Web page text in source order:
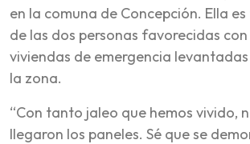
en la comuna de Concepción. Ella
de las dos personas favorecidas
viviendas de emergencia
la zona.
“Con tanto jaleo que hemos vivido,
llegaron los paneles. Sé que se